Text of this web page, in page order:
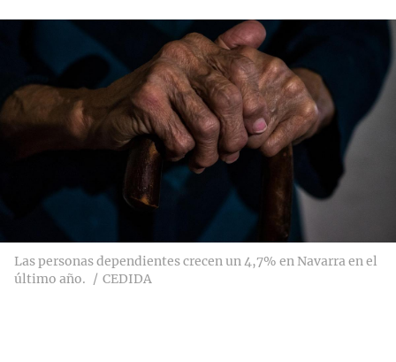
Las personas dependientes crecen un 4,7% en Navarra en el
último año.
CEDIDA